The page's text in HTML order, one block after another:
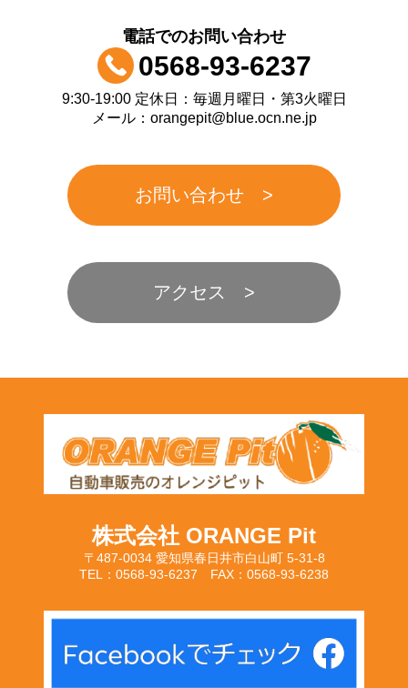
電話でのお問い合わせ
0568-93-6237
9:30-19:00 定休日：毎週月曜日・第3火曜日
メール：orangepit@blue.ocn.ne.jp
お問い合わせ
アクセス
株式会社 ORANGE Pit
〒487-0034 愛知県春日井市白山町 5-31-8
TEL：0568-93-6237 FAX：0568-93-6238